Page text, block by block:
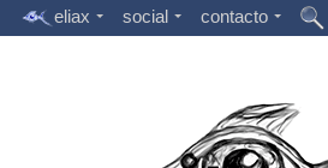
eliax social contacto